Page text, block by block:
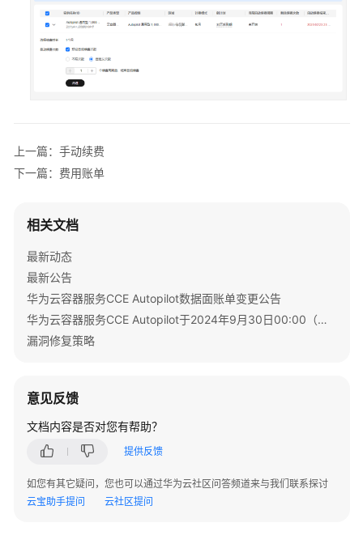
手
动
续
费
续
费
用
单
欠
费
说
停
止
计
费
计
费
上一篇：手动续费
下一篇：费用账单
相关文档
最新动态
最新公告
华为云容器服务CCE Autopilot数据面账单变更公告
华为云容器服务CCE Autopilot于2024年9月30日00:00（北京时间）转商
漏洞修复策略
意见反馈
文档内容是否对您有帮助？
提供反馈
如您有其它疑问，您也可以通过华为云社区问答频道来与我们联系探讨
云宝助手提问
云社区提问